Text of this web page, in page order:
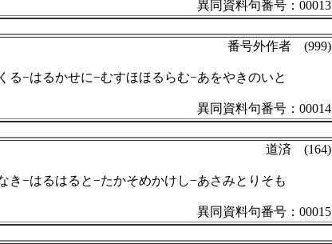
異同資料句番号：00013
番号外作者 (999)
る−はるかせに−むすほほるらむ−あをやきのいと
異同資料句番号：00014
道済 (164)
き−はるはると−たかそめかけし−あさみとりそも
異同資料句番号：00015